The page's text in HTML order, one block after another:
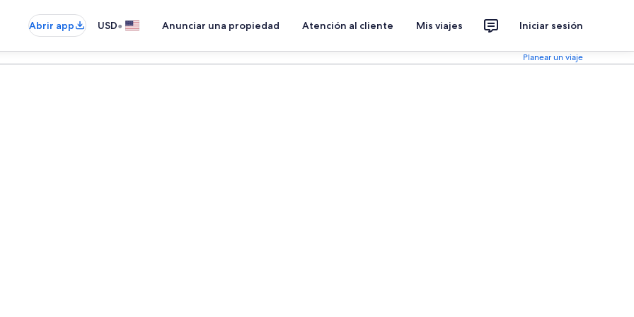
Abrir app USD• Anunciar una propiedad Atención al cliente Mis viajes Iniciar sesión
Planear un viaje